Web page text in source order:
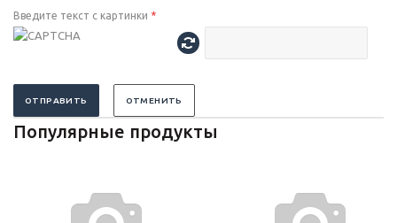
Введите текст с картинки *
ОТПРАВИТЬ ОТМЕНИТЬ
Популярные продукты